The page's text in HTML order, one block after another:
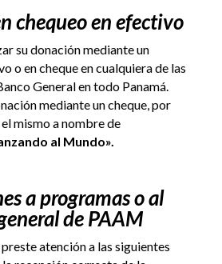
chequeo en efectivo
su donación mediante un
o en cheque en cualquiera de las
General en todo Panamá.
mediante un cheque, por
mismoa nombre de
al Mundo».
a programas o al
de PAAM
atención a las siguientes